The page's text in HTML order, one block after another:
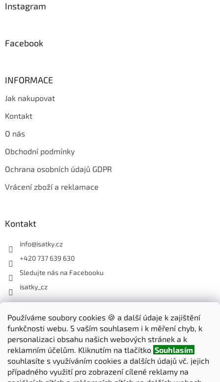
Používáme soubory cookies 🍪 a další údaje k zajištění
funkčnosti webu. S vaším souhlasem i k měření chyb, k
personalizaci obsahu našich webových stránek a k
reklamním účelům. Kliknutím na tlačítko Souhlasím
souhlasíte s využíváním cookies a dalších údajů vč. jejich
případného využití pro zobrazení cílené reklamy na
Instagram
Facebook
INFORMACE
Jak nakupovat
Kontakt
O nás
Obchodní podmínky
Ochrana osobních údajů GDPR
Vrácení zboží a reklamace
Kontakt
info@isatky.cz
+420 737 639 630
Sledujte nás na Facebooku
isatky_cz
Odebírat newsletter
Vložte svůj e-mail a my vám budeme zasílat informace o nových
produktech na našem e-shopu.
E-mail